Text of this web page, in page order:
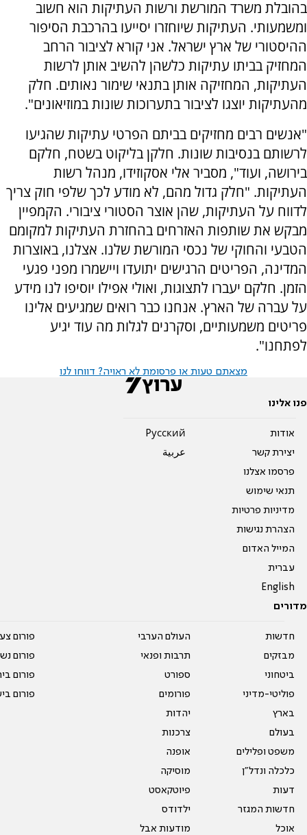
בהובלת משרד המורשת ורשות העתיקות הוא חשוב
ומשמעותי. העתיקות שיוחזרו יסייעו בהרכבת הסיפור
ההיסטורי של ארץ ישראל. אני קורא לציבור הרחב
המחזיק בביתו עתיקות כלשהן להשיב אותן לרשות
העתיקות, המחזיקה אותן בתנאי שימור נאותים. חלק
מהעתיקות יוצגו לציבור בתערוכות שונות במוזיאונים".
"אנשים רבים מחזיקים בביתם הפרטי עתיקות שהגיעו
לרשותם בנסיבות שונות. חלקן בליקוט בשטח, חלקם
בירושה, ועוד", מסביר אלי אסקוזידו, מנהל רשות
העתיקות. "חלק גדול מהם, לא מודע לכך שלפי חוק צריך
לדווח על העתיקות, שהן אוצר הסטורי ציבורי. הקמפיין
מבקש את שותפות האזרחים בהחזרת העתיקות למקומם
הטבעי והחוקי של נכסי המורשת שלנו. אצלנו, באוצרות
המדינה, הפריטים הרגישים יתועדו ויישמרו מפני פגעי
הזמן. חלקם יעברו לתצוגות, ואולי אפילו יוסיפו לנו מידע
על עברה של הארץ. אנחנו כבר רואים שמגיעים אלינו
פריטים משמעותיים, וסקרנים לגלות מה עוד יגיע
לפתחנו".
מצאתם טעות או פרסומת לא ראויה? דווחו לנו
פנו אלינו
אודות
יצירת קשר
פרסמו אצלנו
תנאי שימוש
מדיניות פרטיות
הצהרת נגישות
המייל האדום
עברית
English
Pусский
عربية
מדורים
חדשות
מבזקים
ביטחוני
פוליטי-מדיני
בארץ
בעולם
משפט ופלילים
כלכלה ונדל"ן
דעות
חדשות המגזר
אוכל
העולם הערבי
תרבות ופנאי
ספורט
פורומים
יהדות
צרכנות
אופנה
מוסיקה
פיוטקאסט
ילדודס
מודעות אבל
פורום
פורום
פורום
פורום